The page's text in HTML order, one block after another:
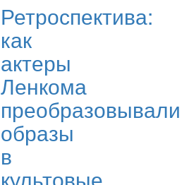
Ретроспектива:
как
актеры
Ленкома
преобразовывали
образы
в